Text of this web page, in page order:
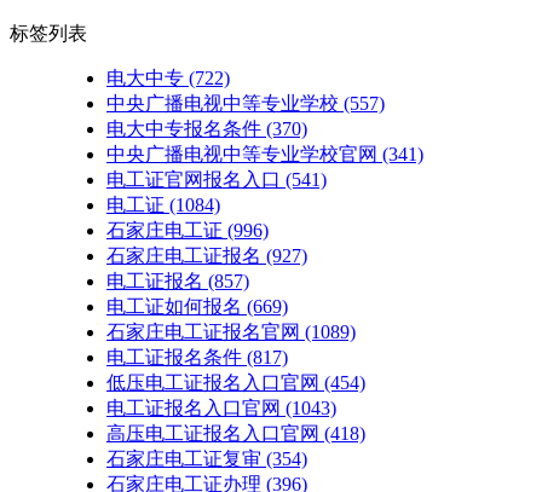
标签列表
电大中专 (722)
中央广播电视中等专业学校 (557)
电大中专报名条件 (370)
中央广播电视中等专业学校官网 (341)
电工证官网报名入口 (541)
电工证 (1084)
石家庄电工证 (996)
石家庄电工证报名 (927)
电工证报名 (857)
电工证如何报名 (669)
石家庄电工证报名官网 (1089)
电工证报名条件 (817)
低压电工证报名入口官网 (454)
电工证报名入口官网 (1043)
高压电工证报名入口官网 (418)
石家庄电工证复审 (354)
石家庄电工证办理 (396)